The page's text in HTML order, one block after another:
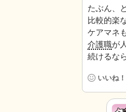
たぶん、
比較的楽
ケアマネ
介護職が
続けるな
いいね！